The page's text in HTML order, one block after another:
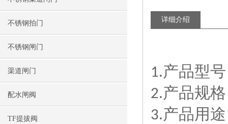
不锈钢拍门
不锈钢闸门
渠道闸门
配水闸阀
TF提拔阀
详细介绍
1.产品型
2.产品规
3.产品用